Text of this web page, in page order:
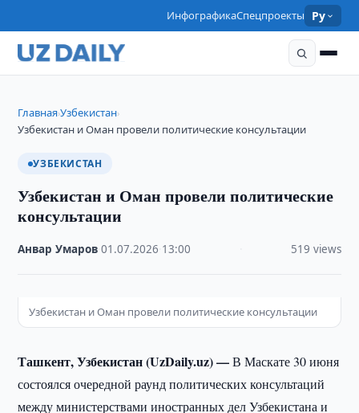
ИнфографикаСпецпроекты Ру
Главная›Узбекистан›
Узбекистан и Оман провели политические консультации
УЗБЕКИСТАН
Узбекистан и Оман провели политические
консультации
Анвар Умаров ·01.07.2026 13:00 519 views
Узбекистан и Оман провели политические консультации
Ташкент, Узбекистан (UzDaily.uz) —В Маскате 30 июня
состоялся очередной раунд политических консультаций
между министерствами иностранных дел Узбекистана и